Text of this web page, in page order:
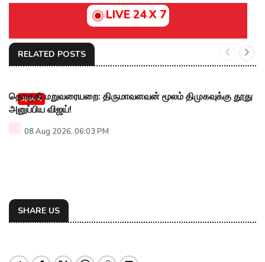
LIVE 24 X 7
RELATED POSTS
அரசியல்
தொகுதி மறுவரையறை: திருமாவளவன் மூலம் திமுகவுக்கு தூது
அனுப்பிய விஜய்!
08 Aug 2026, 06:03 PM
SHARE US